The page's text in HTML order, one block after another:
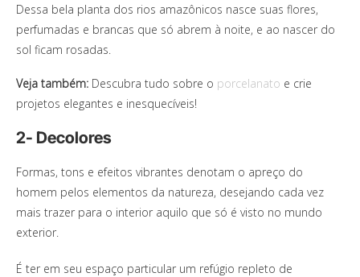
Dessa bela planta dos rios amazônicos nasce suas flores,
perfumadas e brancas que só abrem à noite, e ao nascer do
sol ficam rosadas.
Veja também: Descubra tudo sobre o porcelanato e crie
projetos elegantes e inesquecíveis!
2- Decolores
Formas, tons e efeitos vibrantes denotam o apreço do
homem pelos elementos da natureza, desejando cada vez
mais trazer para o interior aquilo que só é visto no mundo
exterior.
É ter em seu espaço particular um refúgio repleto de